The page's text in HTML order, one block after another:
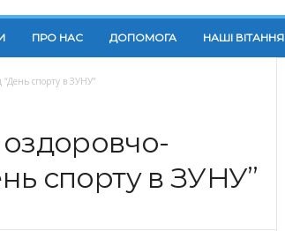
ПРО НАС ДОПОМОГА НАШІ ВІТАННЯ
“День спорту в ЗУНУ”
оздоровчо-
спорту в ЗУНУ”